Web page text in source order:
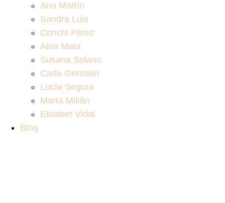
Ana Martín
Sandra Luis
Conchi Pérez
Aina Mata
Susana Solano
Carla Germain
Lucía Segura
Marta Milián
Elisabet Vidal
Blog